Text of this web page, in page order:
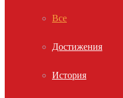
Все
Достижения
История